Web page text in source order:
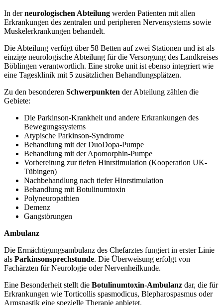
In derneurologischen Abteilung werden Patienten mit allen
Erkrankungen des zentralen und peripheren Nervensystems sowie
Muskelerkrankungen behandelt.
Die Abteilung verfügt über 58 Betten auf zwei Stationen und ist als
einzige neurologische Abteilung für die Versorgung des Landkreises
Böblingen verantwortlich. Eine stroke unit ist ebenso integriert wie
eine Tagesklinik mit 5 zusätzlichen Behandlungsplätzen.
Zu den besonderen Schwerpunkten der Abteilung zählen die
Gebiete:
Die Parkinson-Krankheit und andere Erkrankungen des
Bewegungssystems
Atypische Parkinson-Syndrome
Behandlung mit der DuoDopa-Pumpe
Behandlung mit der Apomorphin-Pumpe
Vorbereitung zur tiefen Hinrstimulation (Kooperation UK-
Tübingen)
Nachbehandlung nach tiefer Hinrstimulation
Behandlung mit Botulinumtoxin
Polyneuropathien
Demenz
Gangstörungen
Ambulanz
Die Ermächtigungsambulanz des Chefarztes fungiert in erster Linie
als Parkinsonsprechstunde. Die Überweisung erfolgt von
Fachärzten für Neurologie oder Nervenheilkunde.
Eine Besonderheit stellt die Botulinumtoxin-Ambulanz dar, die für
Erkrankungen wie Torticollis spasmodicus, Blepharospasmus oder
Armspastik eine spezielle Therapie anbietet.